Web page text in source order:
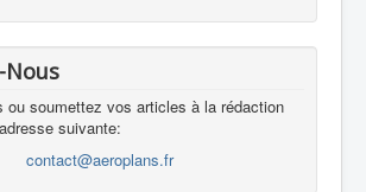
Nous
ou soumettez vos articles à la rédaction
suivante:
contact@aeroplans.fr